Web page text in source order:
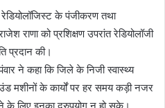
के पंजीकरण तथा
राणा को प्रशिक्षण उपरांत रेडियोलॉजी
प्रदान की।
ने कहा कि जिले के निजी स्वास्थ्य
मशीनों के कार्यों पर हर समय कड़ी नजर